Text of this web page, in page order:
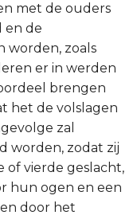
met de ouders
en de
worden, zoals
er in werden
brengen
het de volslagen
zal
worden, zodat zij
of vierde geslacht,
hun ogen en een
door het